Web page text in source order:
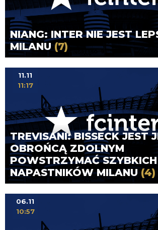
NIANG: INTER NIE JEST
MILANU(7)
TREVISANI: BISSECK JEST
OBROŃCĄ ZDOLNYM
POWSTRZYMAĆ SZYBKICH
NAPASTNIKÓW MILANU (4)
11.11
11:17
06.11
10:57